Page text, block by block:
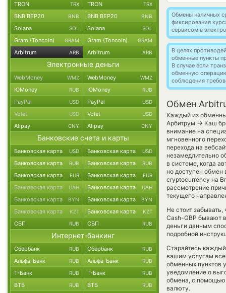
Обмены наличных
фиксирования
сервисом в
В целях
обменные пункты
В случае если
обменную
соблюдения
Обмен
Каждый из
Арбитрум → Кэш
внимание на
мгновенного
перехода на
незамедлительно
в системе, когда
но доступен
cryptocurrency на
рассмотрение
текущего
Не стоит
Cash-GBP бывают
деньги данным
подробной
Старайтесь
вашим услугам
обменных пунктов
уведомление о
обмена, с
валюту.
TRON TRX TRON TRX
BNB BEP20 BNB BNB BEP20 BNB
Solana SOL Solana SOL
Gram (Toncoin) GRAM Gram (Toncoin) GRAM
Arbitrum ARB Arbitrum ARB
Электронные деньги
WebMoney WMZ WebMoney WMZ
ЮMoney RUB ЮMoney RUB
PayPal USD PayPal USD
Volet USD Volet USD
Alipay CNY Alipay CNY
Банковские счета и карты
Банковская карта USD Банковская карта USD
Банковская карта RUB Банковская карта RUB
Банковская карта EUR Банковская карта EUR
Банковская карта UAH Банковская карта UAH
Банковская карта BYN Банковская карта BYN
Банковская карта KZT Банковская карта KZT
СБП RUB СБП RUB
Интернет-банкинг
Сбербанк RUB Сбербанк RUB
Альфа-Банк RUB Альфа-Банк RUB
Т-Банк RUB Т-Банк RUB
ВТБ RUB ВТБ RUB